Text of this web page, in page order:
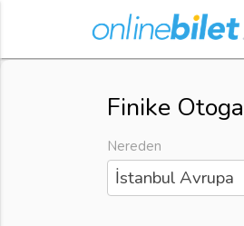
Finike
Nereden
İstanbul Avrupa